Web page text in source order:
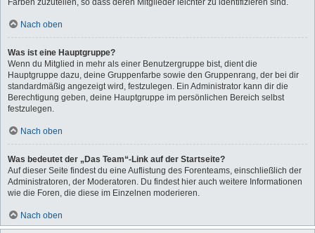
Farben zuzuteilen, so dass deren Mitglieder leichter zu identifizieren sind.
Nach oben
Was ist eine Hauptgruppe?
Wenn du Mitglied in mehr als einer Benutzergruppe bist, dient die
Hauptgruppe dazu, deine Gruppenfarbe sowie den Gruppenrang, der bei dir
standardmäßig angezeigt wird, festzulegen. Ein Administrator kann dir die
Berechtigung geben, deine Hauptgruppe im persönlichen Bereich selbst
festzulegen.
Nach oben
Was bedeutet der „Das Team“-Link auf der Startseite?
Auf dieser Seite findest du eine Auflistung des Forenteams, einschließlich der
Administratoren, der Moderatoren. Du findest hier auch weitere Informationen
wie die Foren, die diese im Einzelnen moderieren.
Nach oben